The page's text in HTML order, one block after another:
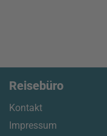
Reisebüro
Kontakt
Impressum